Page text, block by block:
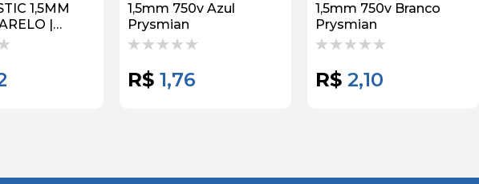
1,5MM
|
1,5mm 750v Azul
Prysmian
R$ 1,76
1,5mm 750v Branco
Prysmian
R$ 2,10